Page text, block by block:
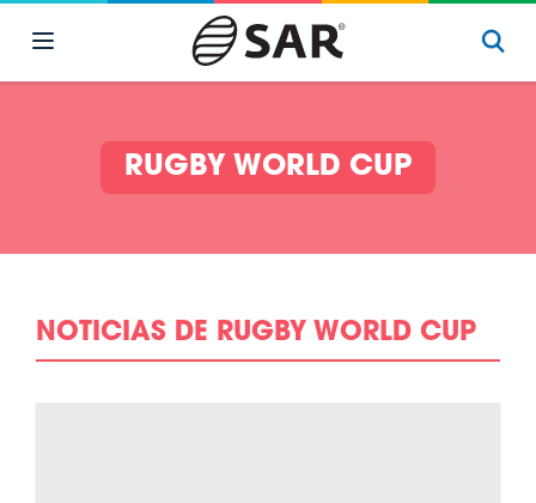
RUGBY WORLD CUP
NOTICIAS DE RUGBY WORLD CUP